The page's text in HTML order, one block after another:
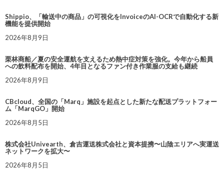
Shippio、「輸送中の商品」の可視化をInvoiceのAI-OCRで自動化する新
機能を提供開始
2026年8月9日
栗林商船／夏の安全運航を支えるため熱中症対策を強化。今年から船員
への飲料配布を開始、4年目となるファン付き作業服の支給も継続
2026年8月9日
CBcloud、全国の「Marq」施設を起点とした新たな配送プラットフォー
ム「MarqGO」開始
2026年8月5日
株式会社Univearth、倉吉運送株式会社と資本提携〜山陰エリアへ実運送
ネットワークを拡大〜
2026年8月5日